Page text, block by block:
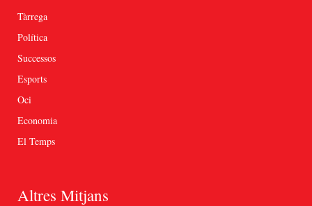
Tàrrega
Política
Successos
Esports
Oci
Economia
El Temps
Altres Mitjans